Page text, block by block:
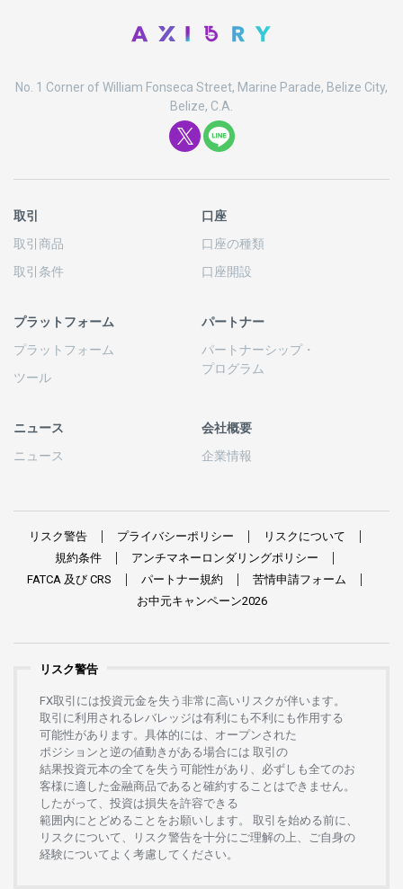
No. 1 Corner of William Fonseca Street, Marine Parade, Belize City,
Belize, C.A.
取引
取引商品
取引条件
口座
口座の種類
口座開設
プラットフォーム
プラットフォーム
ツール
パートナー
パートナーシップ・
プログラム
ニュース
ニュース
会社概要
企業情報
リスク警告 プライバシーポリシー
リスクについて
規約条件
アンチマネーロンダリングポリシー
FATCA 及び CRS パートナー規約 苦情申請フォーム
お中元キャンペーン2026
リスク警告
FX取引には投資元金を失う 非常に高い リスクが伴います。
取引に利用さ れる レバレッジは有利にも不利にも作用する
可能性があります。 具体的には、 オープンさ れた
ポジションと 逆の値動きがある場合には 取引の
結果投資元本の全てを失う 可能性があり、 必ずしも全てのお
客様に適した金融商品であると 確約することはできません。
したがって、 投資は損失を許容できる
範囲内にとどめることをお願いします。 取引を始める前に、
リスクについて、
リスク警告を十分にご理解の上、 ご自身の
経験についてよく 考慮してください。